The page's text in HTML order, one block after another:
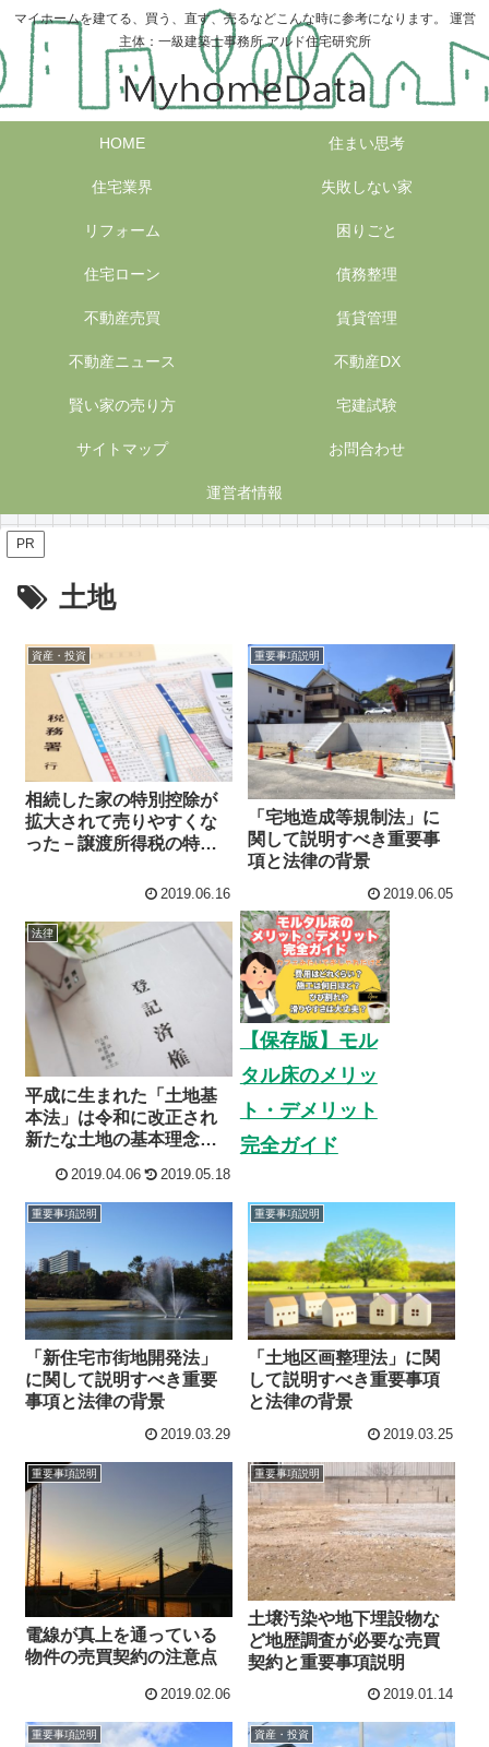
マイホームを建てる、買う、直す、売るなどこんな時に参考になります。 運営
主体：一級建築士事務所 アルド住宅研究所
HOME 住まい思考
住宅業界 失敗しない家
リフォーム 困りごと
住宅ローン 債務整理
不動産売買 賃貸管理
不動産ニュース 不動産DX
賢い家の売り方 宅建試験
サイトマップ お問合わせ
運営者情報
PR
土地
資産・投資
相続した家の特別控除が
拡大されて売りやすくな
った－譲渡所得税の特別
2019.06.16
重要事項説明
「宅地造成等規制法」に
関して説明すべき重要事
項と法律の背景
2019.06.05
法律
平成に生まれた「土地基
本法」は令和に改正され
新たな土地の基本理念を
2019.04.06 2019.05.18
【保存版】モル
タル床のメリッ
ト・デメリット
完全ガイド
重要事項説明
「新住宅市街地開発法」
に関して説明すべき重要
事項と法律の背景
2019.03.29
重要事項説明
「土地区画整理法」に関
して説明すべき重要事項
と法律の背景
2019.03.25
重要事項説明
電線が真上を通っている
物件の売買契約の注意点
2019.02.06
重要事項説明
土壌汚染や地下埋設物な
ど地歴調査が必要な売買
契約と重要事項説明
2019.01.14
重要事項説明 資産・投資